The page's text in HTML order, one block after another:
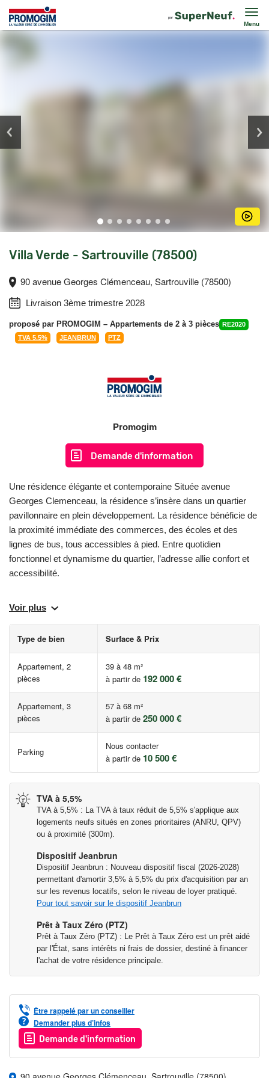
Menu
Villa Verde - Sartrouville (78500)
90 avenue Georges Clémenceau, Sartrouville (78500)
Livraison 3ème trimestre 2028
proposé par PROMOGIM – Appartements de 2 à 3 pièces RE2020
TVA 5.5%
JEANBRUN PTZ
Promogim
Demande d'information
Une résidence élégante et contemporaine Située avenue
Georges Clemenceau, la résidence s’insère dans un quartier
pavillonnaire en plein développement. La résidence bénéficie de
la proximité immédiate des commerces, des écoles et des
lignes de bus, tous accessibles à pied. Entre quotidien
fonctionnel et dynamisme du quartier, l’adresse allie confort et
accessibilité.
Le projet se distingue par une architecture contemporaine
avec des espaces verts aménagés en cœur d’îlot comme en
privatif, majoritairement orientés est, ouest ou sud pour profiter
de la lumière naturelle tout au long de la journée. Certains, en
angle ou traversants, profite de vue dégagées sur le cœur d’ilot.
(a) TVA à taux réduit de 5,5 %, sous réserve que les conditions
soient remplies (résidence principale de l’acquéreur - plafonds
* Prix à partir de - Hors parking - TVA 5.5% - Dans la limite des
stocks disponibles.
Les informations sur les risques auxquels ce bien est exposé
sont disponibles sur le site Géorisques :
www.georisques.gouv.fr
La vie quotidienne
• Crèche à 6 min*
• École maternelle à 4 min*
• École primaire à 3 min*
• Collège à 6 min*
• Université à 16 min**
• Boulangerie à 1 min*
• Pharmacie à 7 min*
• Tabac-Presse à 10 min*
Voir plus
Type de bien Surface & Prix
Appartement, 2
pièces
39 à 48 m²
à partir de 192 000 €
Appartement, 3
pièces
57 à 68 m²
à partir de 250 000 €
Parking
Nous contacter
à partir de 10 500 €
TVA à 5,5%
TVA à 5,5% : La TVA à taux réduit de 5,5% s'applique aux
logements neufs situés en zones prioritaires (ANRU, QPV)
ou à proximité (300m).
Dispositif Jeanbrun
Dispositif Jeanbrun : Nouveau dispositif fiscal (2026-2028)
permettant d'amortir 3,5% à 5,5% du prix d'acquisition par an
sur les revenus locatifs, selon le niveau de loyer pratiqué.
Pour tout savoir sur le dispositif Jeanbrun
Prêt à Taux Zéro (PTZ)
Prêt à Taux Zéro (PTZ) : Le Prêt à Taux Zéro est un prêt aidé
par l'État, sans intérêts ni frais de dossier, destiné à financer
l'achat de votre résidence principale.
Être rappelé par un conseiller
Demander plus d’infos
Demande d'information